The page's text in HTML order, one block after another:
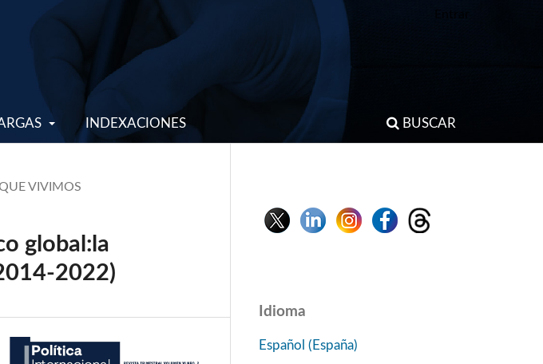
INDEXACIONES BUSCAR
VIVIMOS
global:la
2022)
Idioma
Español (España)